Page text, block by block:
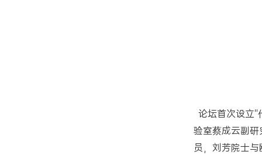
论坛首次设立
验室蔡成云副
员，刘芳院士